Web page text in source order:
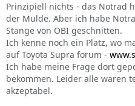
Prinzipiell nichts - das Notrad
der Mulde. Aber ich habe
Stange von OBI geschnitten.
Ich kenne noch ein Platz, wo
auf Toyota Supra forum -
Ich habe meine Frage dort
bekommen. Leider alle waren
akzeptabel.